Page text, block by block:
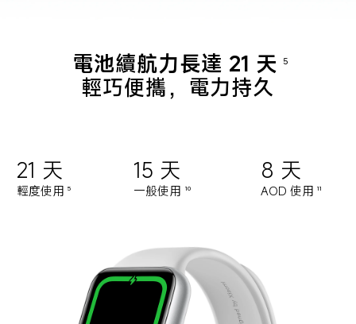
電池續航力長達 21 天 5
輕巧便攜，電力持久
21 天
輕度使用 5
15 天
一般使用 10
8 天
AOD 使用 11